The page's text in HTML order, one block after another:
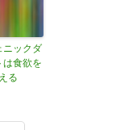
ニックダ
は食欲を
る